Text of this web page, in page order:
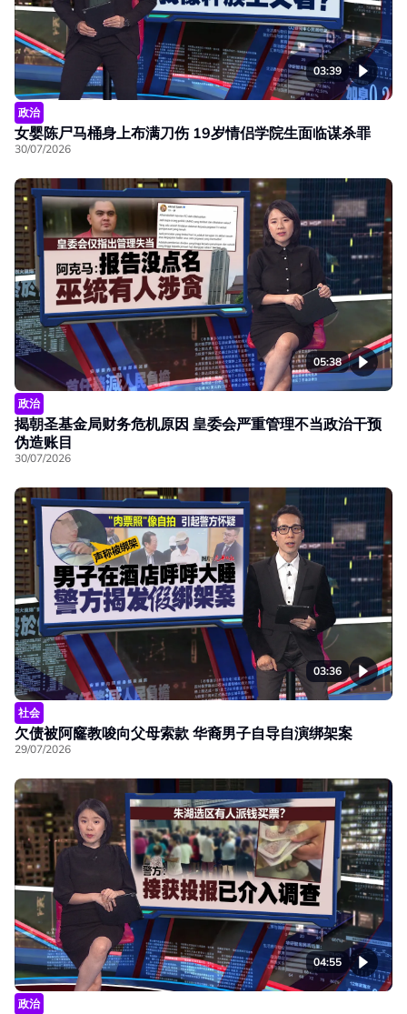
03:39
政治
女婴陈尸马桶身上布满刀伤 19岁情侣学院生面临谋杀罪
30/07/2026
05:38
政治
揭朝圣基金局财务危机原因 皇委会严重管理不当政治干预
伪造账目
30/07/2026
03:36
社会
欠债被阿窿教唆向父母索款 华裔男子自导自演绑架案
29/07/2026
04:55
政治